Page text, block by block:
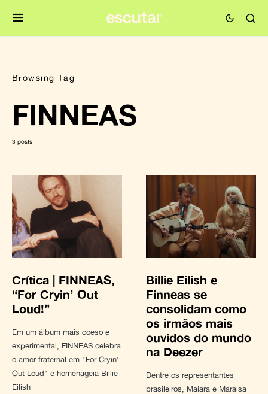
Browsing Tag
FINNEAS
3 posts
Crítica | FINNEAS,
“For Cryin’ Out
Loud!”
Em um álbum mais coeso e
experimental, FINNEAS celebra
o amor fraternal em "For Cryin'
Out Loud" e homenageia Billie
Eilish
Billie Eilish e
Finneas se
consolidam como
os irmãos mais
ouvidos do mundo
na Deezer
Dentre os representantes
brasileiros, Maiara e Maraisa